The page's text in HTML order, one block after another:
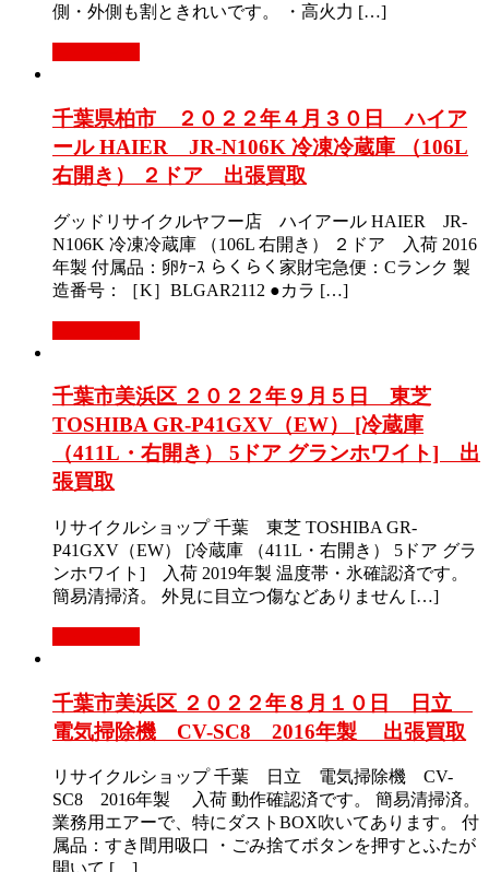
側・外側も割ときれいです。 ・高火力 […]
千葉県柏市 ２０２２年４月３０日 ハイア
ール HAIER JR-N106K 冷凍冷蔵庫 （106L
右開き） ２ドア 出張買取
グッドリサイクルヤフー店 ハイアール HAIER JR-
N106K 冷凍冷蔵庫 （106L 右開き） ２ドア 入荷 2016
年製 付属品：卵ｹｰｽ らくらく家財宅急便：Cランク 製
造番号：［K］BLGAR2112 ●カラ […]
千葉市美浜区 ２０２２年９月５日 東芝
TOSHIBA GR-P41GXV（EW） [冷蔵庫
（411L・右開き） 5ドア グランホワイト] 出
張買取
リサイクルショップ 千葉 東芝 TOSHIBA GR-
P41GXV（EW） [冷蔵庫 （411L・右開き） 5ドア グラ
ンホワイト] 入荷 2019年製 温度帯・氷確認済です。
簡易清掃済。 外見に目立つ傷などありません […]
千葉市美浜区 ２０２２年８月１０日 日立
電気掃除機 CV-SC8 2016年製 出張買取
リサイクルショップ 千葉 日立 電気掃除機 CV-
SC8 2016年製 入荷 動作確認済です。 簡易清掃済。
業務用エアーで、特にダストBOX吹いてあります。 付
属品：すき間用吸口 ・ごみ捨てボタンを押すとふたが